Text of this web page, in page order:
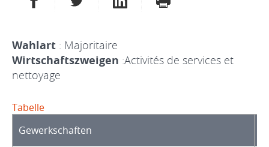
Wahlart : Majoritaire
Wirtschaftszweigen :Activités de services et
nettoyage
Tabelle
Gewerkschaften